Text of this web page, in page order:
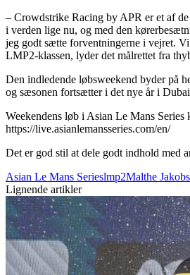
– Crowdstrike Racing by APR er et af
i verden lige nu, og med den
jeg godt sætte forventningerne i vejret. Vi
LMP2-klassen, lyder det målrettet fra
Den indledende løbsweekend byder på
og sæsonen fortsætter i det nye år i
Weekendens løb i Asian Le Mans Series
https://live.asianlemansseries.com/en/
Det er god stil at dele godt indhold med
Asian Le Mans Serieslmp2Malthe
Lignende artikler